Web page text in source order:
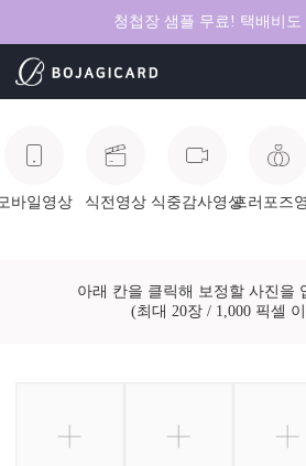
청첩장 샘플 무료! 택배비도
바일영상 식전영상 식중감사영상프러포즈
아래 칸을 클릭해 보정할 사진을
(최대 20장 / 1,000 픽셀